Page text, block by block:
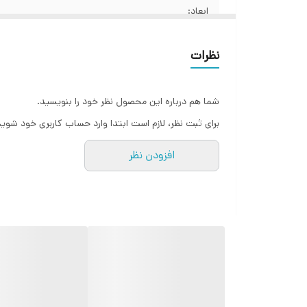
ابعاد:
نظرات
شما هم درباره این محصول نظر خود را بنویسید.
برای ثبت نظر، لازم است ابتدا وارد حساب کاربری خود
افزودن نظر